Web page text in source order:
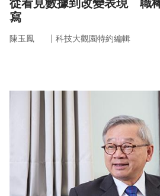
從看見數據到改變表現 職
寫
陳玉鳳 ｜ 科技大觀園特約編輯